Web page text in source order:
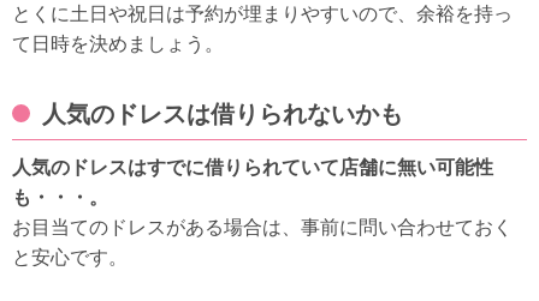
とくに土日や祝日は予約が埋まりやすいので、余裕を持っ
て日時を決めましょう。
人気のドレスは借りられないかも
人気のドレスはすでに借りられていて店舗に無い可能性
も・・・。
お目当てのドレスがある場合は、事前に問い合わせておく
と安心です。